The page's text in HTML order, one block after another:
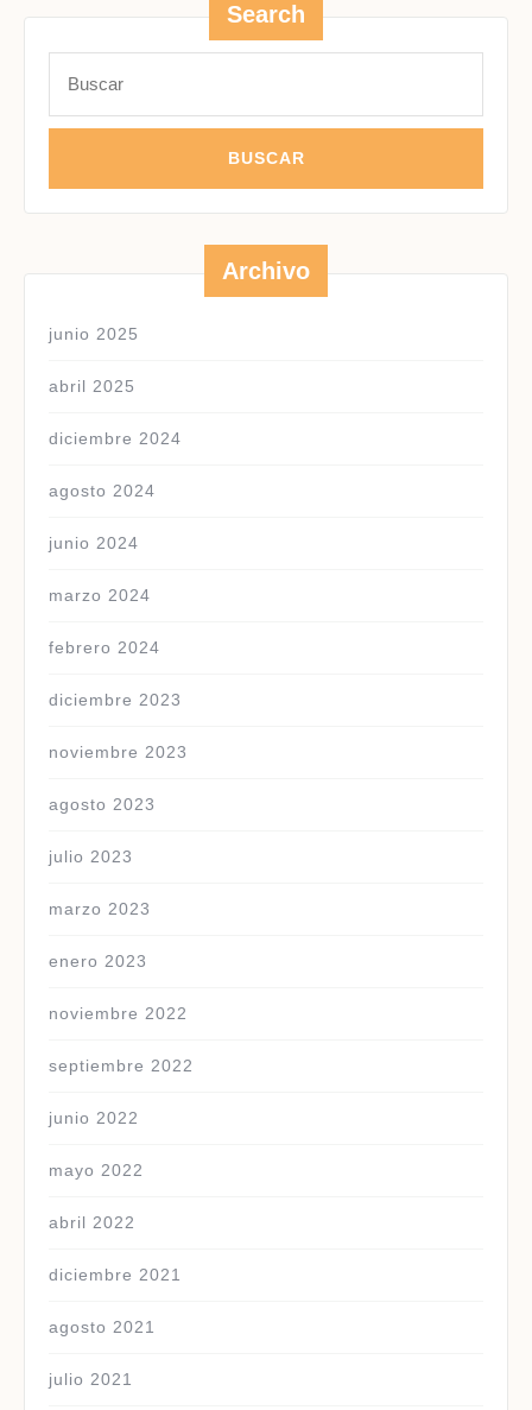
Search
Archivo
junio 2025
abril 2025
diciembre 2024
agosto 2024
junio 2024
marzo 2024
febrero 2024
diciembre 2023
noviembre 2023
agosto 2023
julio 2023
marzo 2023
enero 2023
noviembre 2022
septiembre 2022
junio 2022
mayo 2022
abril 2022
diciembre 2021
agosto 2021
julio 2021